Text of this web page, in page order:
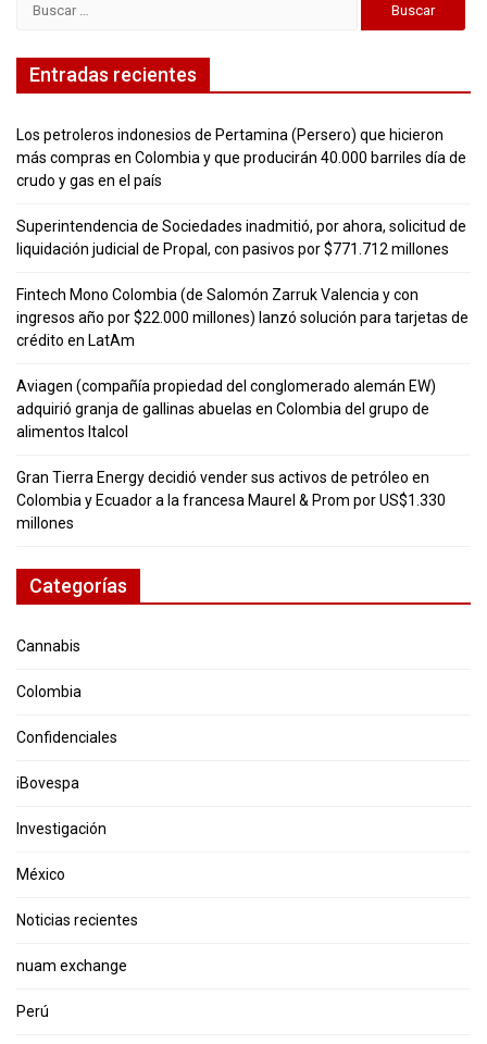
Entradas recientes
Los petroleros indonesios de Pertamina (Persero) que hicieron
más compras en Colombia y que producirán 40.000 barriles día de
crudo y gas en el país
Superintendencia de Sociedades inadmitió, por ahora, solicitud de
liquidación judicial de Propal, con pasivos por $771.712 millones
Fintech Mono Colombia (de Salomón Zarruk Valencia y con
ingresos año por $22.000 millones) lanzó solución para tarjetas de
crédito en LatAm
Aviagen (compañía propiedad del conglomerado alemán EW)
adquirió granja de gallinas abuelas en Colombia del grupo de
alimentos Italcol
Gran Tierra Energy decidió vender sus activos de petróleo en
Colombia y Ecuador a la francesa Maurel & Prom por US$1.330
millones
Categorías
Cannabis
Colombia
Confidenciales
iBovespa
Investigación
México
Noticias recientes
nuam exchange
Perú